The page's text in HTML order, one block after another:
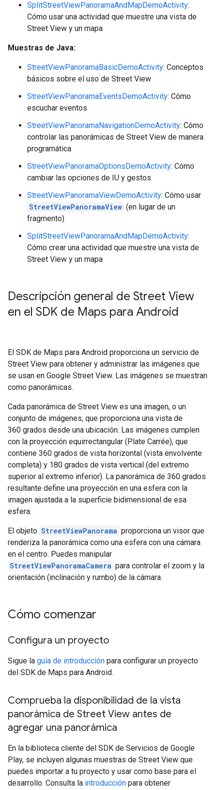
SplitStreetViewPanoramaAndMapDemoActivity:
Cómo usar una actividad que muestre una vista de
Street View y un mapa
Muestras de Java:
StreetViewPanoramaBasicDemoActivity: Conceptos
básicos sobre el uso de Street View
StreetViewPanoramaEventsDemoActivity: Cómo
escuchar eventos
StreetViewPanoramaNavigationDemoActivity: Cómo
controlar las panorámicas de Street View de manera
programática
StreetViewPanoramaOptionsDemoActivity: Cómo
cambiar las opciones de IU y gestos
StreetViewPanoramaViewDemoActivity: Cómo usar
StreetViewPanoramaView (en lugar de un
fragmento)
SplitStreetViewPanoramaAndMapDemoActivity:
Cómo crear una actividad que muestre una vista de
Street View y un mapa
Descripción general de Street View
en el SDK de Maps para Android
El SDK de Maps para Android proporciona un servicio de
Street View para obtener y administrar las imágenes que
se usan en Google Street View. Las imágenes se muestran
como panorámicas.
Cada panorámica de Street View es una imagen, o un
conjunto de imágenes, que proporciona una vista de
360 grados desde una ubicación. Las imágenes cumplen
con la proyección equirrectangular (Plate Carrée), que
contiene 360 grados de vista horizontal (vista envolvente
completa) y 180 grados de vista vertical (del extremo
superior al extremo inferior). La panorámica de 360 grados
resultante define una proyección en una esfera con la
imagen ajustada a la superficie bidimensional de esa
esfera.
El objeto StreetViewPanorama proporciona un visor que
renderiza la panorámica como una esfera con una cámara
en el centro. Puedes manipular
StreetViewPanoramaCamera para controlar el zoom y la
orientación (inclinación y rumbo) de la cámara.
Cómo comenzar
Configura un proyecto
Sigue la guía de introducción para configurar un proyecto
del SDK de Maps para Android.
Comprueba la disponibilidad de la vista
panorámica de Street View antes de
agregar una panorámica
En la biblioteca cliente del SDK de Servicios de Google
Play, se incluyen algunas muestras de Street View que
puedes importar a tu proyecto y usar como base para el
desarrollo. Consulta la introducción para obtener